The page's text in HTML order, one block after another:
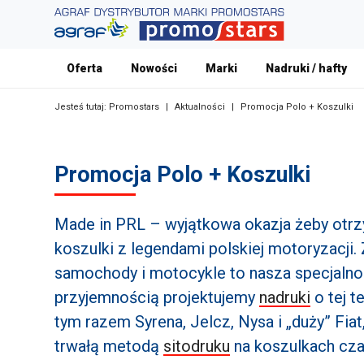
Oferta Nowości Marki Nadruki / hafty
Jesteś tutaj: Promostars Aktualności Promocja Polo + Koszulki
Promocja Polo + Koszulki
Made in PRL – wyjątkowa okazja żeby
koszulki z legendami polskiej motoryzacji.
samochody i motocykle to nasza
przyjemnością projektujemy nadruki o tej
tym razem Syrena, Jelcz, Nysa i „duży”
trwałą metodą sitodruku na koszulkach